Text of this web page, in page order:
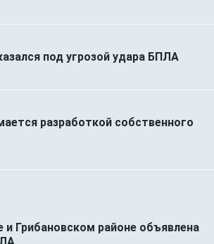
под угрозой удара БПЛА
разработкой собственного
и Грибановском районе объявлена